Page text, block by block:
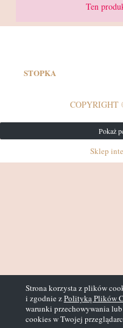
Strona korzysta z plików
i zgodnie zPolityką Plików
warunki przechowywania
cookies w Twojej
Ten
STOPKA
COPYRIGHT
Pokaż
Sklep